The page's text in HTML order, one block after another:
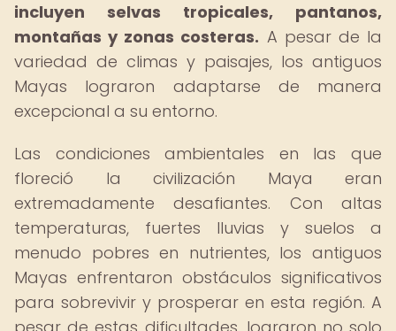
incluyen selvas tropicales, pantanos,
montañas y zonas costeras. A pesar de la
variedad de climas y paisajes, los antiguos
Mayas lograron adaptarse de manera
excepcional a su entorno.
Las condiciones ambientales en las que
floreció la civilización Maya eran
extremadamente desafiantes. Con altas
temperaturas, fuertes lluvias y suelos a
menudo pobres en nutrientes, los antiguos
Mayas enfrentaron obstáculos significativos
para sobrevivir y prosperar en esta región. A